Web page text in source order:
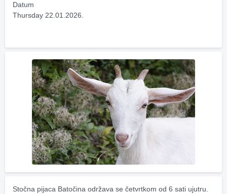
Datum
Thursday 22.01.2026.
Stočna pijaca Batočina održava se četvrtkom od 6 sati ujutru.